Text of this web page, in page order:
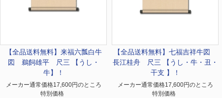
【全品送料無料】 来福六瓢白牛
図 鵜飼雄平 尺三 【うし・
牛】！
メーカー通常価格17,600円のところ
特別価格
【全品送料無料】 七福吉祥牛図
長江桂舟 尺三 【うし・牛・丑・
干支 】！
メーカー通常価格17,600円のところ
特別価格